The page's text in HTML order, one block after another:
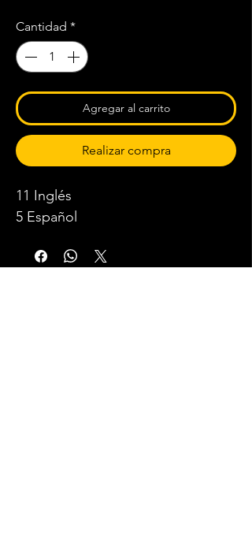
Cantidad *
Agregar al carrito
Realizar compra
11 Inglés
5 Español